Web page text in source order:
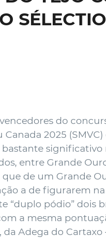
do
2025
significativo
entre Grande
de um Grande
a de figurarem
“duplo pódio” dois
a mesma
, da Adega do